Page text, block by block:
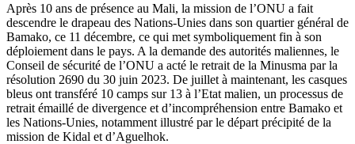
Après 10 ans de présence au Mali, la mission de l’ONU a fait
descendre le drapeau des Nations-Unies dans son quartier général de
Bamako, ce 11 décembre, ce qui met symboliquement fin à son
déploiement dans le pays. A la demande des autorités maliennes, le
Conseil de sécurité de l’ONU a acté le retrait de la Minusma par la
résolution 2690 du 30 juin 2023. De juillet à maintenant, les casques
bleus ont transféré 10 camps sur 13 à l’Etat malien, un processus de
retrait émaillé de divergence et d’incompréhension entre Bamako et
les Nations-Unies, notamment illustré par le départ précipité de la
mission de Kidal et d’Aguelhok.